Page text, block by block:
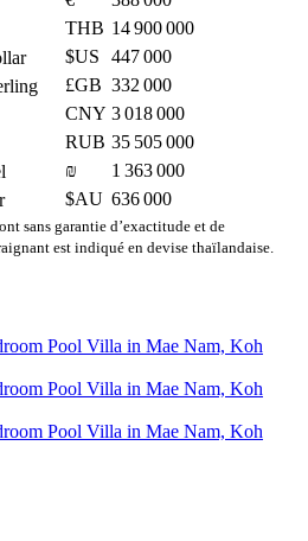
THB 14 900 000
$US
447 000
£GB 332 000
CNY 3 018 000
RUB 35 505 000
₪
1 363 000
$AU 636 000
sans garantie d’exactitude et de
est indiqué en devise thaïlandaise.